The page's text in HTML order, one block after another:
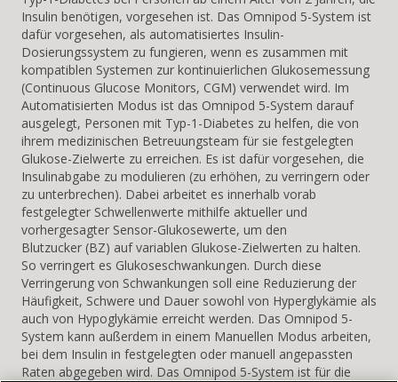
Insulin benötigen, vorgesehen ist. Das Omnipod 5-System ist
dafür vorgesehen, als automatisiertes Insulin-
Dosierungssystem zu fungieren, wenn es zusammen mit
kompatiblen Systemen zur kontinuierlichen Glukosemessung
(Continuous Glucose Monitors, CGM) verwendet wird. Im
Automatisierten Modus ist das Omnipod 5-System darauf
ausgelegt, Personen mit Typ-1-Diabetes zu helfen, die von
ihrem medizinischen Betreuungsteam für sie festgelegten
Glukose-Zielwerte zu erreichen. Es ist dafür vorgesehen, die
Insulinabgabe zu modulieren (zu erhöhen, zu verringern oder
zu unterbrechen). Dabei arbeitet es innerhalb vorab
festgelegter Schwellenwerte mithilfe aktueller und
vorhergesagter Sensor-Glukosewerte, um den
Blutzucker (BZ) auf variablen Glukose-Zielwerten zu halten.
So verringert es Glukoseschwankungen. Durch diese
Verringerung von Schwankungen soll eine Reduzierung der
Häufigkeit, Schwere und Dauer sowohl von Hyperglykämie als
auch von Hypoglykämie erreicht werden. Das Omnipod 5-
System kann außerdem in einem Manuellen Modus arbeiten,
bei dem Insulin in festgelegten oder manuell angepassten
Raten abgegeben wird. Das Omnipod 5-System ist für die